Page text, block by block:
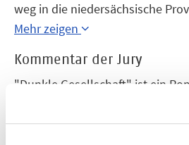
weg in die niedersächsische
ihn nachts die Unruhe aus dem
auf die ihn das Leben geschickt
er dabei schwarz gekleideten
jener dunklen Gesellschaft, vor
Mehr zeigen
Kommentar der Jury
"Dunkle Gesellschaft" ist ein
der zugleich eine gänzlich
auslotet. Gegen Ende seines
Mehr zeigen